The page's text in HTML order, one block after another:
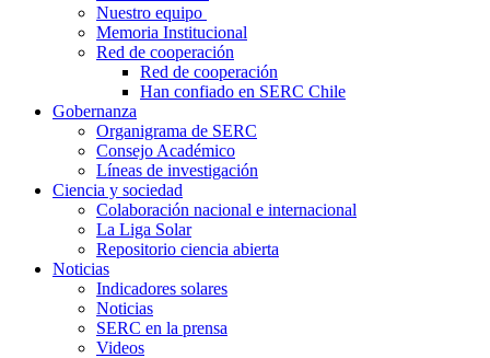
Nuestro equipo
Memoria Institucional
Red de cooperación
Red de cooperación
Han confiado en SERC Chile
Gobernanza
Organigrama de SERC
Consejo Académico
Líneas de investigación
Ciencia y sociedad
Colaboración nacional e internacional
La Liga Solar
Repositorio ciencia abierta
Noticias
Indicadores solares
Noticias
SERC en la prensa
Videos